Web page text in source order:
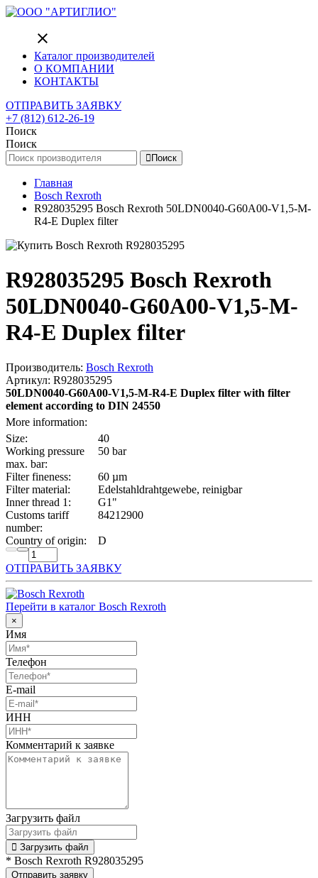
close
Каталог производителей
О КОМПАНИИ
КОНТАКТЫ
ОТПРАВИТЬ ЗАЯВКУ
+7 (812) 612-26-19
Поиск
Поиск
Поиск
Главная
Bosch Rexroth
R928035295 Bosch Rexroth 50LDN0040-G60A00-V1,5-M-
R4-E Duplex filter
R928035295 Bosch Rexroth
50LDN0040-G60A00-V1,5-M-
R4-E Duplex filter
Производитель: Bosch Rexroth
Артикул: R928035295
50LDN0040-G60A00-V1,5-M-R4-E Duplex filter with filter
element according to DIN 24550
More information:
Size:
40
Working pressure
max. bar:
50 bar
Filter fineness:
60 µm
Filter material:
Edelstahldrahtgewebe, reinigbar
Inner thread 1:
G1"
Customs tariff
number:
84212900
Country of origin: D
ОТПРАВИТЬ ЗАЯВКУ
Перейти в каталог Bosch Rexroth
×
Имя
Телефон
E-mail
ИНН
Комментарий к заявке
Загрузить файл
Загрузить файл
* Bosch Rexroth R928035295
Отправить заявку